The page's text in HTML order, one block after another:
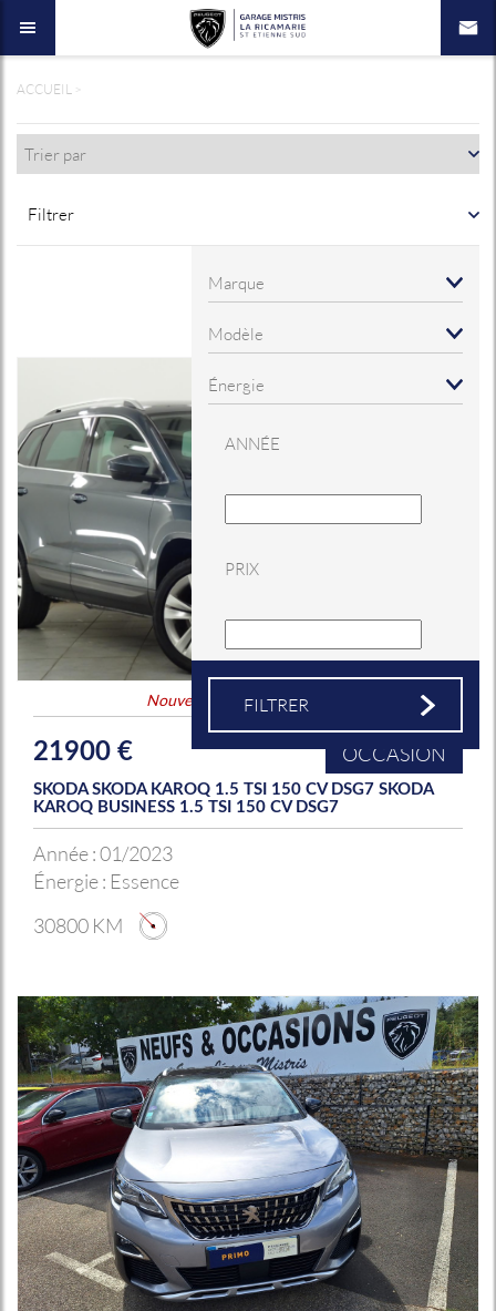
ACCUEIL
Filtrer
ANNÉE
PRIX
Nouveauté Coup de coeur
21900 € OCCASION
SKODA SKODA KAROQ 1.5 TSI 150 CV DSG7 SKODA
KAROQ BUSINESS 1.5 TSI 150 CV DSG7
Année :01/2023
Énergie : Essence
30800 KM